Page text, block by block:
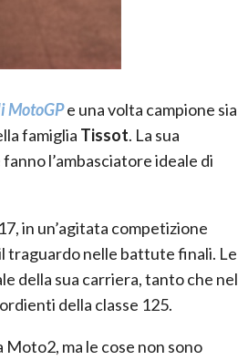
MotoGPe una volta campione sia
famiglia Tissot. La sua
l’ambasciatore ideale di
in un’agitata competizione
traguardo nelle battute finali. Le
della sua carriera, tanto che nel
della classe 125.
Moto2, ma le cose non sono